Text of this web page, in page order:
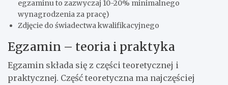
egzaminu to zazwyczaj 10-20% minimalnego
wynagrodzenia za pracę)
Zdjęcie do świadectwa kwalifikacyjnego
Egzamin – teoria i praktyka
Egzamin składa się z części teoretycznej i
praktycznej. Część teoretyczna ma najczęściej